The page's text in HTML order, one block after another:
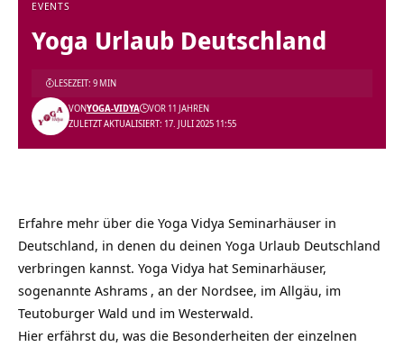
EVENTS
Yoga Urlaub Deutschland
ZULETZT AKTUALISIERT: 17. JULI 2025 11:55
VONYOGA-VIDYA VOR 11 JAHREN
LESEZEIT: 9 MIN
Erfahre mehr über die Yoga Vidya Seminarhäuser in
Deutschland, in denen du deinen Yoga Urlaub Deutschland
verbringen kannst. Yoga Vidya hat Seminarhäuser,
sogenannte Ashrams , an der Nordsee, im Allgäu, im
Teutoburger Wald und im Westerwald.
Hier erfährst du, was die Besonderheiten der einzelnen